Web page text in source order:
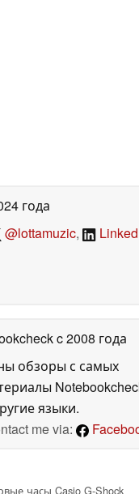
года
@lottamuzic,
c 2008 года
обзоры с самых
языки.
me via:
часы Casio G-Shock